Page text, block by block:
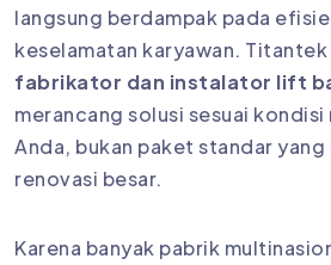
langsung berdampak pada
keselamatan karyawan.
fabrikator dan instalator lift
merancang solusi sesuai kondisi
Anda, bukan paket standar yang
renovasi besar.
Karena banyak pabrik